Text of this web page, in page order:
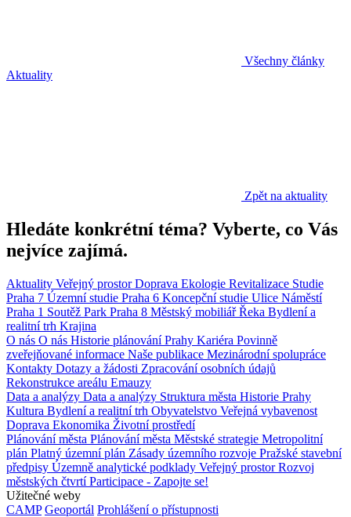
Všechny články
Aktuality
Zpět na aktuality
Hledáte konkrétní téma? Vyberte, co Vás
nejvíce zajímá.
Aktuality Veřejný prostorDoprava Ekologie Revitalizace Studie
Praha 7 Územní studie Praha 6 Koncepční studie Ulice Náměstí
Praha 1 Soutěž Park Praha 8 Městský mobiliářŘeka Bydlení a
realitní trh Krajina
O nás O nás Historie plánování Prahy Kariéra Povinně
zveřejňované informace Naše publikace Mezinárodní spolupráce
Kontakty Dotazy a žádosti Zpracování osobních údajů
Rekonstrukce areálu Emauzy
Data a analýzy Data a analýzy Struktura města Historie Prahy
Kultura Bydlení a realitní trh Obyvatelstvo Veřejná vybavenost
Doprava Ekonomika Životní prostředí
Plánování města Plánování města Městské strategie Metropolitní
plán Platný územní plán Zásady územního rozvoje Pražské stavební
předpisy Územně analytické podklady Veřejný prostorRozvoj
městských čtvrtíParticipace - Zapojte se!
Užitečné weby
CAMP Geoportál Prohlášení o přístupnosti